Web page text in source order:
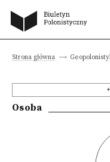
Strona główna
Osoba